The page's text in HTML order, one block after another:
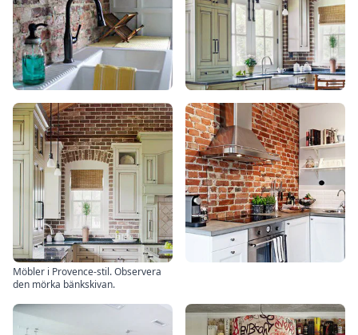
Möbler i Provence-stil. Observera
den mörka bänkskivan.